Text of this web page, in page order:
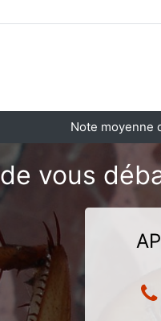
Note moyenne
vous